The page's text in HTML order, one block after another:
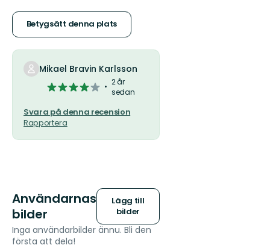
5
stjärnor
Betygsätt denna plats
Mikael Bravin Karlsson
4
5
stjärnor
2 år
sedan
Svara på denna recension
Rapportera
Användarnas
bilder
Lägg till
bilder
Inga användarbilder ännu. Bli den
första att dela!